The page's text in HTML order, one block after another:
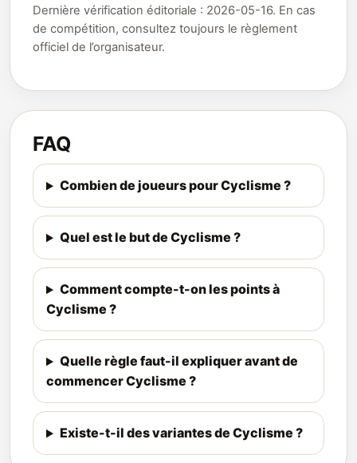
Dernière vérification éditoriale : 2026-05-16. En cas
de compétition, consultez toujours le règlement
officiel de l’organisateur.
FAQ
Combien de joueurs pour Cyclisme ?
Quel est le but de Cyclisme ?
Comment compte-t-on les points à
Cyclisme ?
Quelle règle faut-il expliquer avant de
commencer Cyclisme ?
Existe-t-il des variantes de Cyclisme ?